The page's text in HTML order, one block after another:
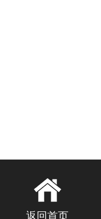
返回首页